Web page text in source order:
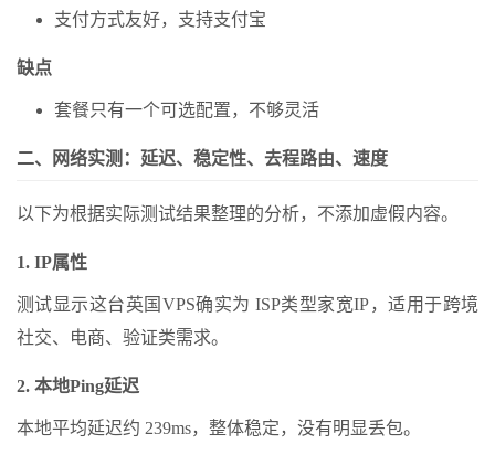
支付方式友好，支持支付宝
缺点
套餐只有一个可选配置，不够灵活
二、网络实测：延迟、稳定性、去程路由、速度
以下为根据实际测试结果整理的分析，不添加虚假内容。
1. IP属性
测试显示这台英国VPS确实为 ISP类型家宽IP，适用于跨境
社交、电商、验证类需求。
2. 本地Ping延迟
本地平均延迟约 239ms，整体稳定，没有明显丢包。